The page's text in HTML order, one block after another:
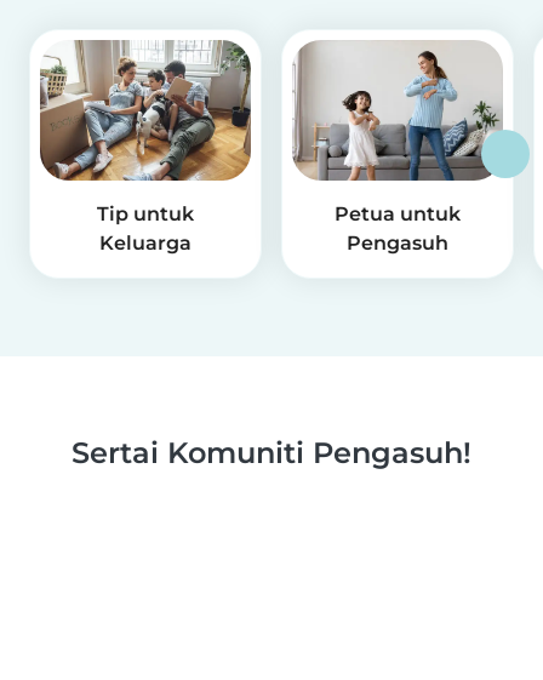
Tip untuk
Keluarga
Petua untuk
Pengasuh
Sertai Komuniti Pengasuh!